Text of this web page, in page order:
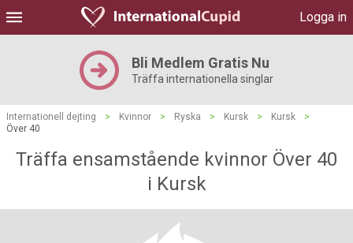
Logga in
Bli Medlem Gratis Nu
Träffa internationella singlar
Internationell dejting > Kvinnor > Ryska > Kursk > Kursk
>
Över 40
Träffa ensamstående kvinnor Över 40
i Kursk